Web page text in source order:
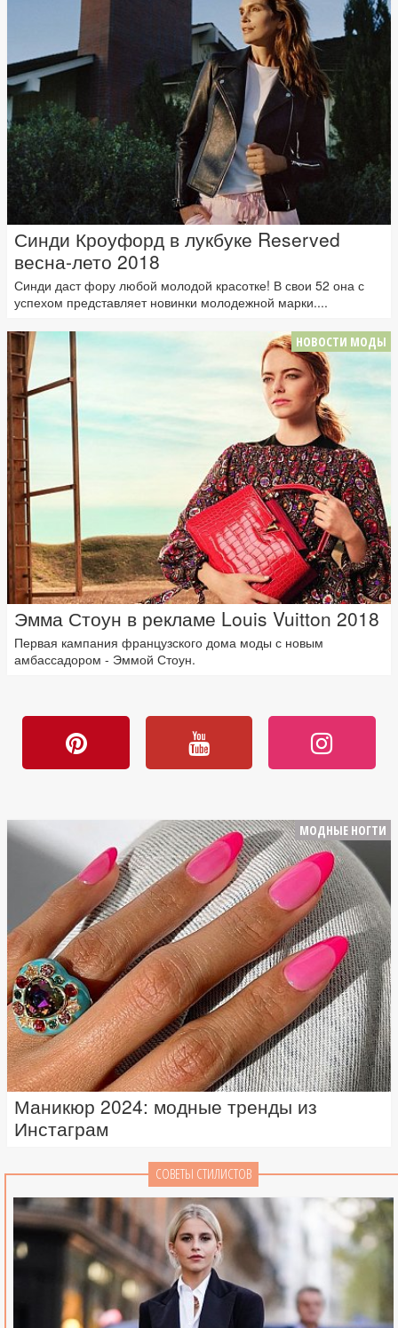
Синди Кроуфорд в лукбуке Reserved
весна-лето 2018
Синди даст фору любой молодой красотке! В свои 52 она с
успехом представляет новинки молодежной марки....
НОВОСТИ МОДЫ
Эмма Стоун в рекламе Louis Vuitton 2018
Первая кампания французского дома моды с новым
амбассадором - Эммой Стоун.
МОДНЫЕ НОГТИ
Маникюр 2024: модные тренды из
Инстаграм
СОВЕТЫ СТИЛИСТОВ